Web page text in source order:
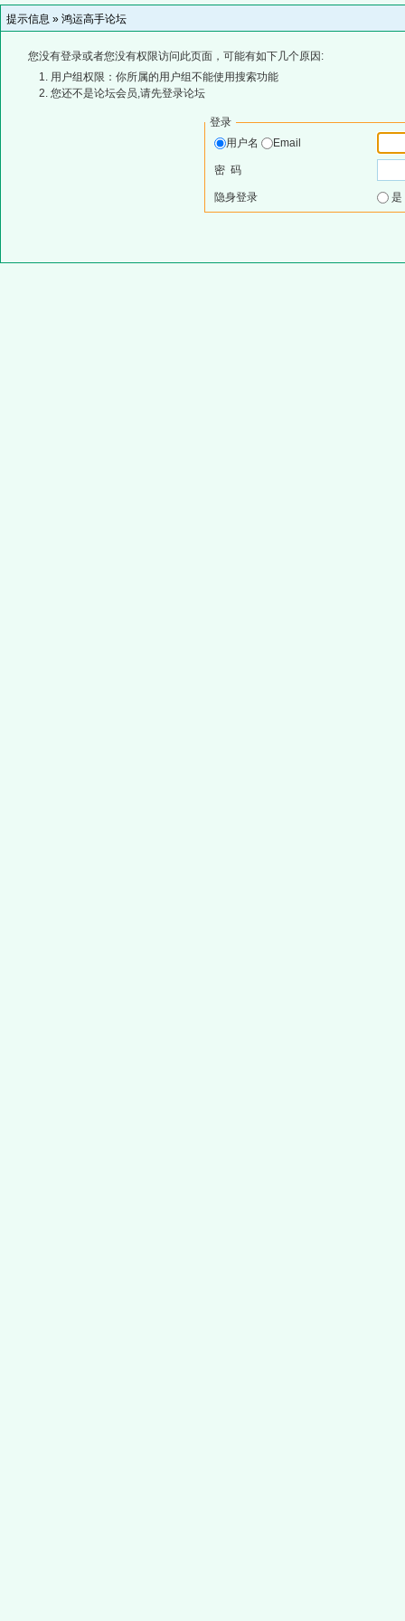
提示信息 » 鸿运高手论坛
您没有登录或者您没有权限访问此页面，可能有如下几个原因:
用户组权限：你所属的用户组不能使用搜索功能
您还不是论坛会员,请先登录论坛
登录
用户名
Email
密 码
隐身登录